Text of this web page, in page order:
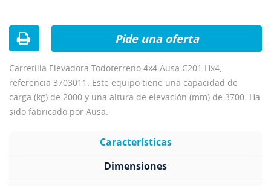
Carretilla Elevadora Todoterreno 4x4 Ausa C201 Hx4,
referencia 3703011. Este equipo tiene una capacidad de
carga (kg) de 2000 y una altura de elevación (mm) de 3700. Ha
sido fabricado por Ausa.
Pide una oferta
Características
Dimensiones